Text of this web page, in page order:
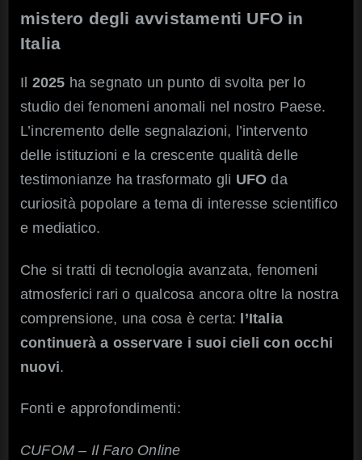
mistero degli avvistamenti UFO in
Italia
Il 2025 ha segnato un punto di svolta per lo
studio dei fenomeni anomali nel nostro Paese.
L’incremento delle segnalazioni, l’intervento
delle istituzioni e la crescente qualità delle
testimonianze ha trasformato gli UFO da
curiosità popolare a tema di interesse scientifico
e mediatico.
Che si tratti di tecnologia avanzata, fenomeni
atmosferici rari o qualcosa ancora oltre la nostra
comprensione, una cosa è certa: l’Italia
continuerà a osservare i suoi cieli con occhi
nuovi.
Fonti e approfondimenti:
CUFOM – Il Faro Online